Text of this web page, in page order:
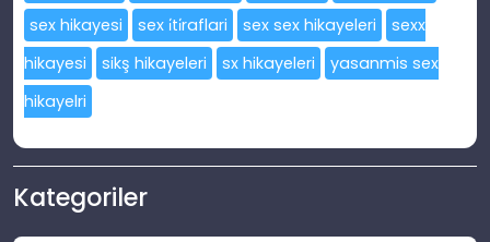
sex hikayesi
sex i̇ti̇raflari sex sex hikayeleri
sexx
hikayesi
sikş hikayeleri sx hikayeleri
yasanmis sex
hikayelri
Kategoriler